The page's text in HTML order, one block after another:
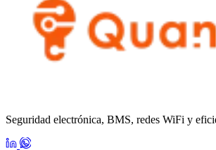
Seguridad electrónica, BMS, redes WiFi y